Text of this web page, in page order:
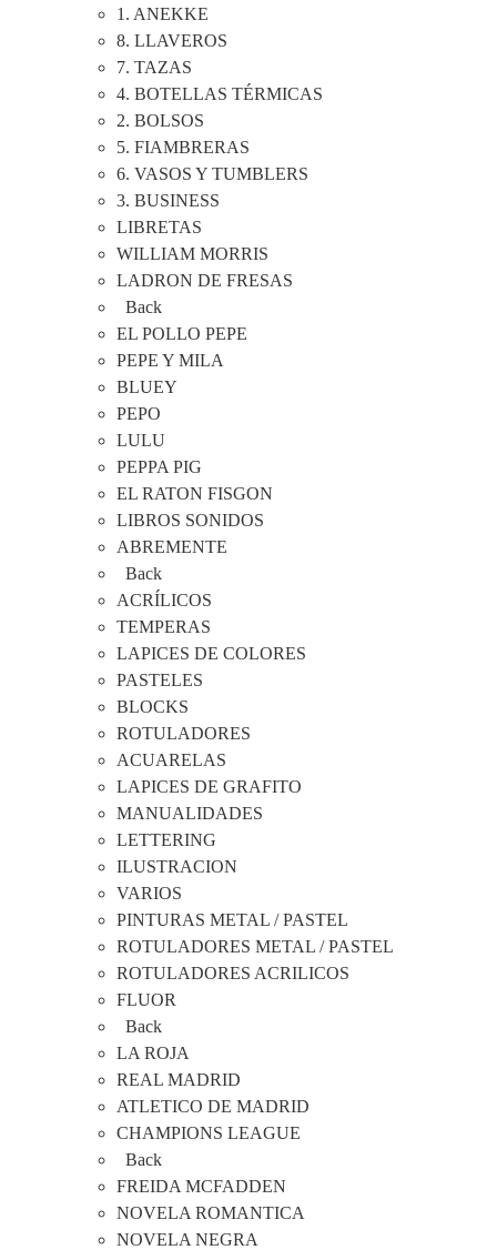
1. ANEKKE
8. LLAVEROS
7. TAZAS
4. BOTELLAS TÉRMICAS
2. BOLSOS
5. FIAMBRERAS
6. VASOS Y TUMBLERS
3. BUSINESS
LIBRETAS
WILLIAM MORRIS
LADRON DE FRESAS
Back
EL POLLO PEPE
PEPE Y MILA
BLUEY
PEPO
LULU
PEPPA PIG
EL RATON FISGON
LIBROS SONIDOS
ABREMENTE
Back
ACRÍLICOS
TEMPERAS
LAPICES DE COLORES
PASTELES
BLOCKS
ROTULADORES
ACUARELAS
LAPICES DE GRAFITO
MANUALIDADES
LETTERING
ILUSTRACION
VARIOS
PINTURAS METAL / PASTEL
ROTULADORES METAL / PASTEL
ROTULADORES ACRILICOS
FLUOR
Back
LA ROJA
REAL MADRID
ATLETICO DE MADRID
CHAMPIONS LEAGUE
Back
FREIDA MCFADDEN
NOVELA ROMANTICA
NOVELA NEGRA